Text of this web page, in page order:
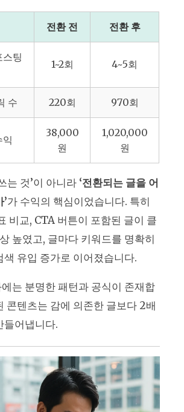
전환 전 전환 후
스팅
1~2회 4~5회
수 220회 970회
익
38,000
원
1,020,000
원
는 것’이 아니라 ‘전환되는 글을 어
가 수익의 핵심이었습니다. 특히
비교, CTA 버튼이 포함된 글이 클
높였고, 글마다 키워드를 명확히
색 유입 증가로 이어졌습니다.
는 분명한 패턴과 공식이 존재합
콘텐츠는 감에 의존한 글보다 2배
들어냅니다.